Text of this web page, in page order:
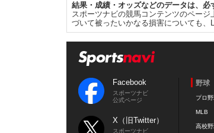
結果・成績・オッズなどのデータは、必
スポーツナビの競馬コンテンツのペー
づいて被ったいかなる損害についても、
Facebook
スポーツナビ
公式ページ
X（旧Twitter）
スポーツナビ
野球
プロ
MLB
高校